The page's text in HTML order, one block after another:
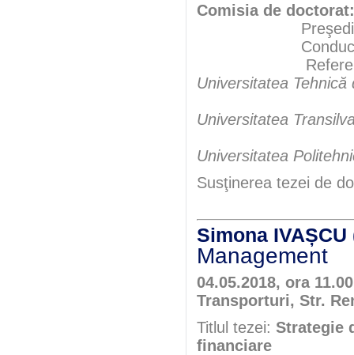
Comisia de doctorat:
Conducător
Universitatea Tehnică
Universitatea
Universitatea
Susţinerea tezei de
Simona
Management
04.05.2018, ora
Transporturi, Str.
Titlul tezei: Strategie
financiare